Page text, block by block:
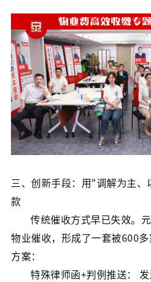
三、创新手段：用"调解为主
款
传统催收方式早已失效。
物业催收，形成了一套被600
方案：
特殊律师函+判例推送：